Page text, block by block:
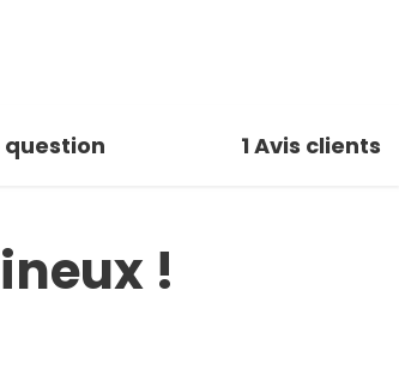
question 1Avis clients
!